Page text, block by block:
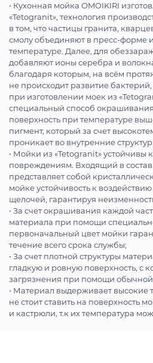
• Кухонная мойка OMOIKIRI
«Tetogranit», технология
в том, что частицы гранита,
смолу объединяют в пресс-форме
температуре. Далее, для
добавляют ионы серебра и
благодаря которым, на всём
не происходит развитие
при изготовлении моек из
специальный способ
поверхность при температуре
пигмент, который за счет
проникает во внутренние
• Мойки из «Tetogranit» устойчивы
повреждениям. Входящий в
представляет собой
мойке устойчивость к
щелочей, гарантируя
• За счет окрашивания каждой
материала при помощи
первоначальный цвет мойки
течение всего срока службы;
• За счет плотной структуры
гладкую и ровную поверхность, с
загрязнения при помощи
• Материал выдерживает высокие
не стоит ставить на поверхность
и кастрюли, т.к их температура